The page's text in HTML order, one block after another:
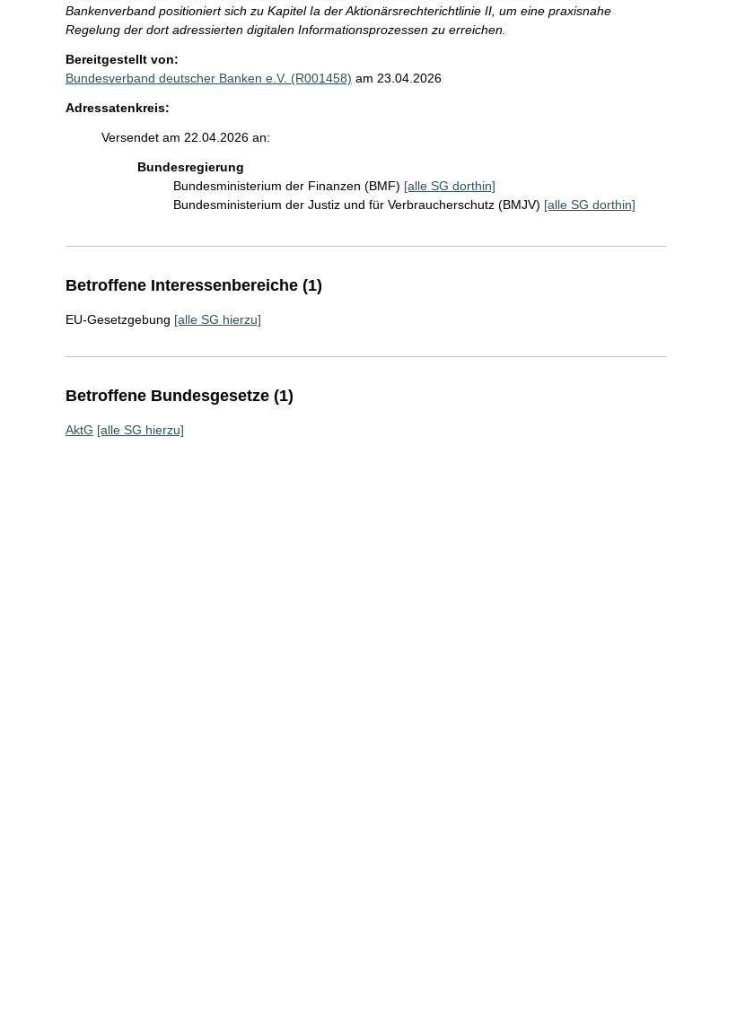
Bankenverband positioniert sich zu Kapitel Ia der Aktionärsrechterichtlinie II, um eine praxisnahe
Regelung der dort adressierten digitalen Informationsprozessen zu erreichen.
Bereitgestellt von:
Bundesverband deutscher Banken e.V. (R001458) am 23.04.2026
Adressatenkreis:
Versendet am 22.04.2026 an:
Bundesregierung
Bundesministerium der Finanzen (BMF) [alle SG dorthin]
Bundesministerium der Justiz und für Verbraucherschutz (BMJV) [alle SG dorthin]
Betroffene Interessenbereiche (1)
EU-Gesetzgebung [alle SG hierzu]
Betroffene Bundesgesetze (1)
AktG [alle SG hierzu]